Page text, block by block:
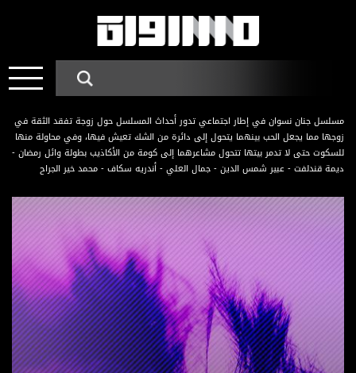
مسلسل جنان نسوان في إطار اجتماعي تدور أحداث المسلسل حول زوجة تفقد الثقة في
زوجها مما يجعل الحب بينهما يتحول إلى دائرة من الشك تعيش فيها، وفي محاولة منها
للسكوت حتى لا تدمر بيتها تتحول مشاعرهما إلى كومة من الأكاذيب بطولة وائل رمضان -
ديمة قندلفت - عبير شمس الدين - جمال العلي - أندريه سكاف - محمد خير الجراح